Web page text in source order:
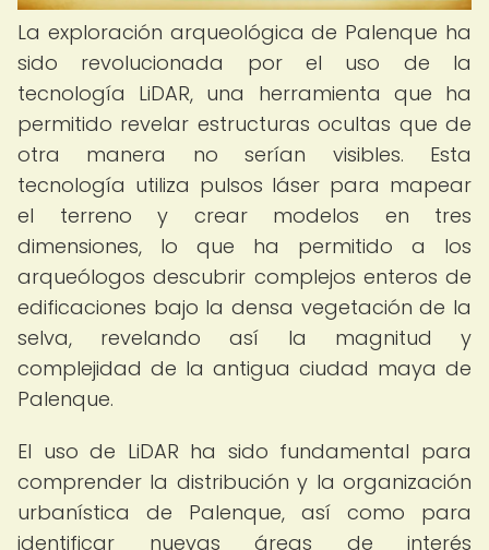
La exploración arqueológica de Palenque ha
sido revolucionada por el uso de la
tecnología LiDAR, una herramienta que ha
permitido revelar estructuras ocultas que de
otra manera no serían visibles. Esta
tecnología utiliza pulsos láser para mapear
el terreno y crear modelos en tres
dimensiones, lo que ha permitido a los
arqueólogos descubrir complejos enteros de
edificaciones bajo la densa vegetación de la
selva, revelando así la magnitud y
complejidad de la antigua ciudad maya de
Palenque.
El uso de LiDAR ha sido fundamental para
comprender la distribución y la organización
urbanística de Palenque, así como para
identificar nuevas áreas de interés